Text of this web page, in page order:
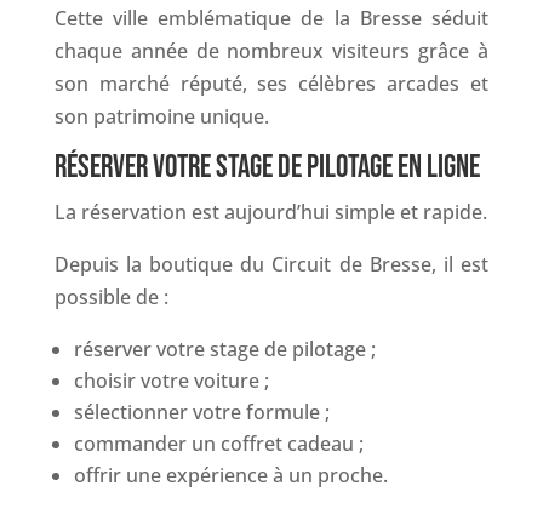
Cette ville emblématique de la Bresse séduit
chaque année de nombreux visiteurs grâce à
son marché réputé, ses célèbres arcades et
son patrimoine unique.
RÉSERVER VOTRE STAGE DE PILOTAGE EN LIGNE
La réservation est aujourd’hui simple et rapide.
Depuis la boutique du Circuit de Bresse, il est
possible de :
réserver votre stage de pilotage ;
choisir votre voiture ;
sélectionner votre formule ;
commander un coffret cadeau ;
offrir une expérience à un proche.